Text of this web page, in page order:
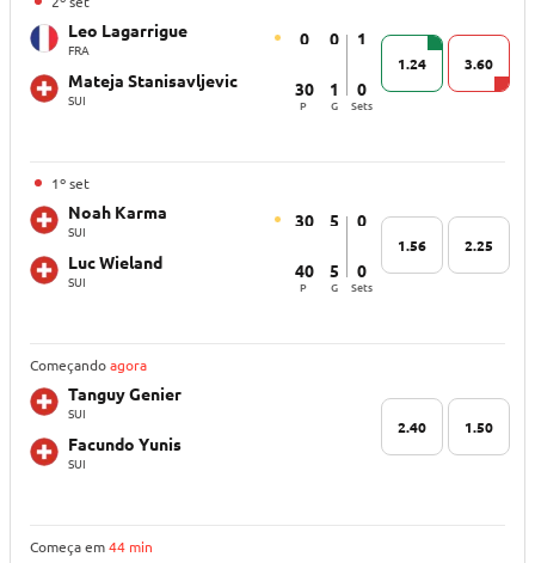
Leo Lagarrigue
FRA
Mateja Stanisavljevic
SUI
0
30
P
0
1
G
1
0
Sets
1.24 3.60
1º set
Noah Karma
SUI
Luc Wieland
SUI
30
40
P
5
5
G
0
0
Sets
1.56 2.25
Começandoagora
Tanguy Genier
SUI
Facundo Yunis
SUI
2.40 1.50
Começa em44 min